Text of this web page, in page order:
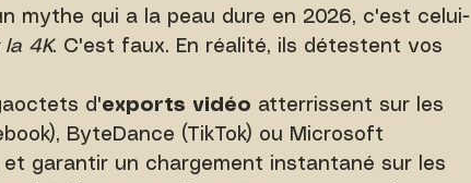
mythe qui a la peau dure en 2026, c'est celui-
la 4K. C'est faux. En réalité, ils détestent vos
d'exports vidéo atterrissent sur les
ByteDance (TikTok) ou Microsoft
et garantir un chargement instantané sur les